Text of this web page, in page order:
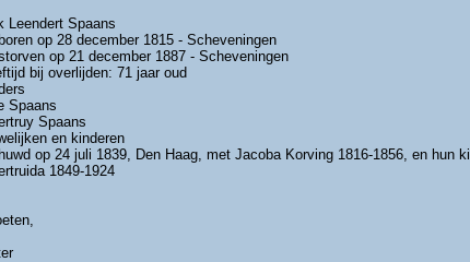
Leendert Spaans
op 28 december 1815 - Scheveningen
op 21 december 1887 - Scheveningen
bij overlijden: 71 jaar oud
Spaans
Spaans
en kinderen
op 24 juli 1839, Den Haag, met Jacoba Korving 1816-1856, en hun
1849-1924